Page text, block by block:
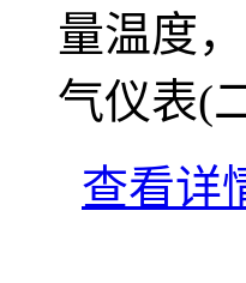
量温度
气仪表(
查看详